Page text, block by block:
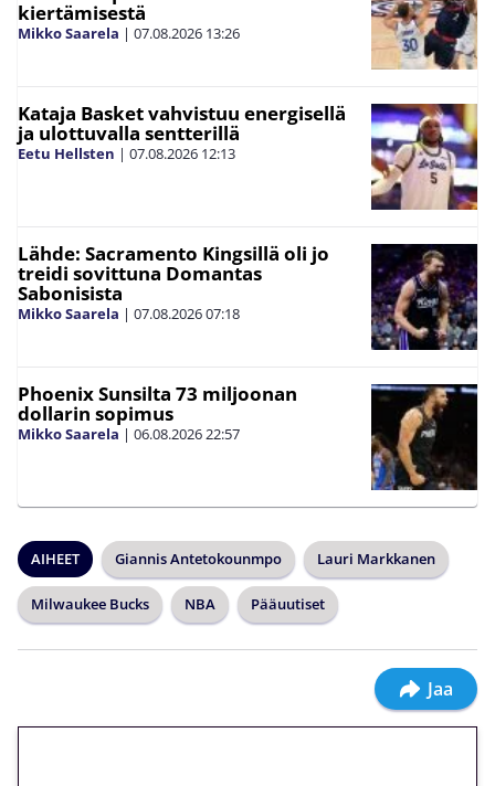
kiertämisestä
Mikko Saarela | 07.08.2026 13:26
Kataja Basket vahvistuu energisellä
ja ulottuvalla sentterillä
Eetu Hellsten | 07.08.2026 12:13
Lähde: Sacramento Kingsillä oli jo
treidi sovittuna Domantas
Sabonisista
Mikko Saarela | 07.08.202607:18
Phoenix Sunsilta 73 miljoonan
dollarin sopimus
Mikko Saarela | 06.08.202622:57
AIHEET Giannis Antetokounmpo Lauri Markkanen
Milwaukee Bucks NBA Pääuutiset
Jaa